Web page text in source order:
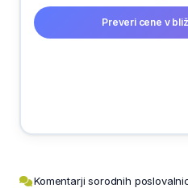
Preveri cene v
Komentarji sorodnih